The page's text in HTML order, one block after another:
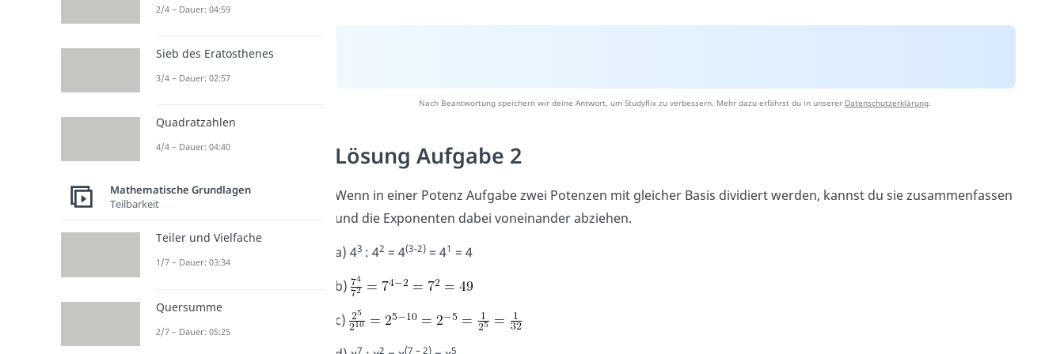
Nach Beantwortung speichern wir deine Antwort, um Studyflix zu verbessern. Mehr dazu erfährst du in unserer Datenschutzerklärung.
Lösung Aufgabe 2
Wenn in einer Potenz Aufgabe zwei Potenzen mit gleicher Basis dividiert werden, kannst du sie zusammenfassen
und die Exponenten dabei voneinander abziehen.
a) 43 : 42 = 4(3-2)= 41 = 4
b)
c)
7 2 (7 – 2) 5
2/4 – Dauer: 04:59
Sieb des Eratosthenes
3/4 – Dauer: 02:57
Quadratzahlen
4/4 – Dauer: 04:40
Mathematische Grundlagen
Teilbarkeit
Teiler und Vielfache
1/7 – Dauer: 03:34
Quersumme
2/7 – Dauer: 05:25